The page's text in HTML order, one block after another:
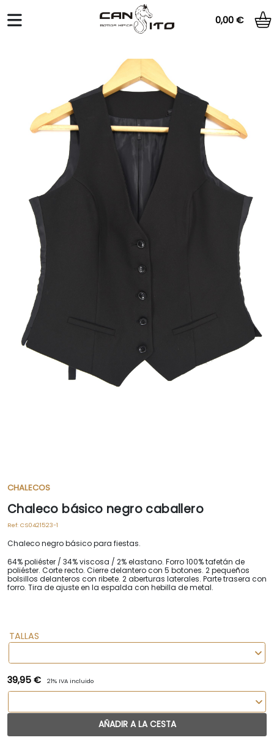
0,00 €
CHALECOS
Chaleco básico negro caballero
Ref: CS0421523-1
Chaleco negro básico para fiestas.
64% poliéster / 34% viscosa / 2% elastano. Forro 100% tafetán de
poliéster. Corte recto. Cierre delantero con 5 botones. 2 pequeños
bolsillos delanteros con ribete. 2 aberturas laterales. Parte trasera con
forro. Tira de ajuste en la espalda con hebilla de metal.
TALLAS
39,95 € 21% IVA incluido
AÑADIR A LA CESTA